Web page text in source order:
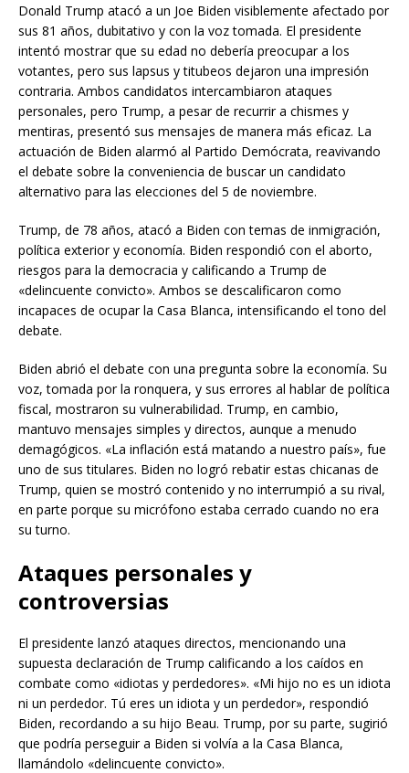
Donald Trump atacó a un Joe Biden visiblemente afectado por
sus 81 años, dubitativo y con la voz tomada. El presidente
intentó mostrar que su edad no debería preocupar a los
votantes, pero sus lapsus y titubeos dejaron una impresión
contraria. Ambos candidatos intercambiaron ataques
personales, pero Trump, a pesar de recurrir a chismes y
mentiras, presentó sus mensajes de manera más eficaz. La
actuación de Biden alarmó al Partido Demócrata, reavivando
el debate sobre la conveniencia de buscar un candidato
alternativo para las elecciones del 5 de noviembre.
Trump, de 78 años, atacó a Biden con temas de inmigración,
política exterior y economía. Biden respondió con el aborto,
riesgos para la democracia y calificando a Trump de
«delincuente convicto». Ambos se descalificaron como
incapaces de ocupar la Casa Blanca, intensificando el tono del
debate.
Biden abrió el debate con una pregunta sobre la economía. Su
voz, tomada por la ronquera, y sus errores al hablar de política
fiscal, mostraron su vulnerabilidad. Trump, en cambio,
mantuvo mensajes simples y directos, aunque a menudo
demagógicos. «La inflación está matando a nuestro país», fue
uno de sus titulares. Biden no logró rebatir estas chicanas de
Trump, quien se mostró contenido y no interrumpió a su rival,
en parte porque su micrófono estaba cerrado cuando no era
su turno.
Ataques personales y
controversias
El presidente lanzó ataques directos, mencionando una
supuesta declaración de Trump calificando a los caídos en
combate como «idiotas y perdedores». «Mi hijo no es un idiota
ni un perdedor. Tú eres un idiota y un perdedor», respondió
Biden, recordando a su hijo Beau. Trump, por su parte, sugirió
que podría perseguir a Biden si volvía a la Casa Blanca,
llamándolo «delincuente convicto».